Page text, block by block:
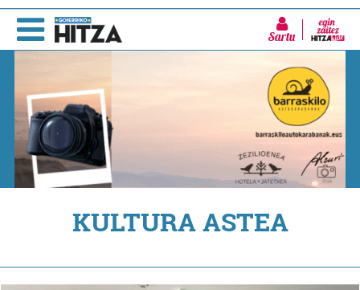
Sartu
KULTURA ASTEA